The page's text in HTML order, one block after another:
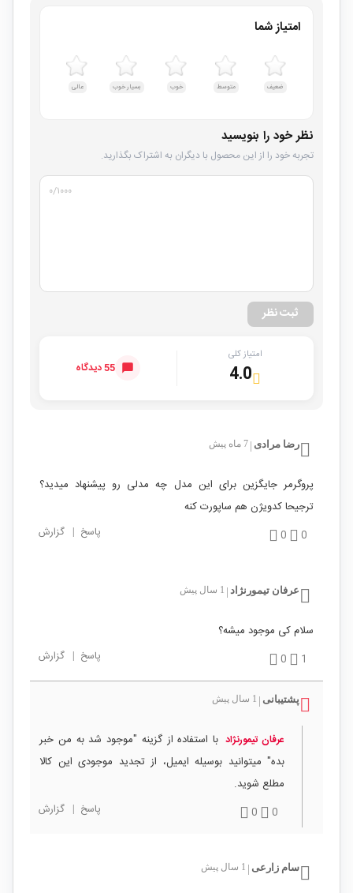
امتیاز شما
ضعیف متوسط خوب بسیار خوب عالی
نظر خود را بنویسید
تجربه خود را از این محصول با دیگران به اشتراک بگذارید.
۰/۱۰۰۰
ثبت نظر
امتیاز کلی
4.0 55 دیدگاه
رضا مرادی | 7 ماه پیش
پروگرمر جایگزین برای این مدل چه مدلی رو پیشنهاد میدید؟
ترجیحا کدویژن هم ساپورت کنه
0
0 پاسخ | گزارش
عرفان تیمورنژاد | 1 سال پیش
سلام کی موجود میشه؟
1
0 پاسخ | گزارش
پشتیبانی | 1 سال پیش
عرفان تیمورنژاد با استفاده از گزینه "موجود شد به من خبر
بده" میتوانید بوسیله ایمیل، از تجدید موجودی این کالا
مطلع شوید.
0
0 پاسخ | گزارش
سام زارعی | 1 سال پیش